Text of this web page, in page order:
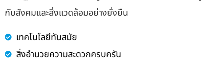
กับสังคมและสิ่งแวดล้อมอย่างยั่งยืน
เทคโนโลยีทันสมัย
สิ่งอำนวยความสะดวกครบครัน